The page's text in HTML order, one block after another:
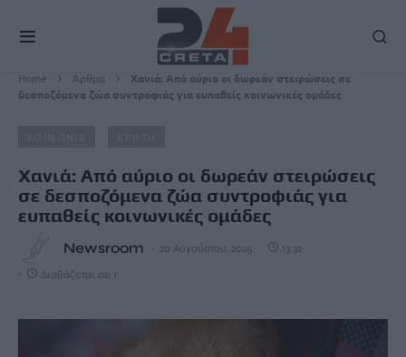
Home Άρθρα
Χανιά: Από αύριο οι δωρεάν στειρώσεις σε
δεσποζόμενα ζώα συντροφιάς για ευπαθείς κοινωνικές ομάδες
Χανιά: Από αύριο οι δωρεάν στειρώσεις
σε δεσποζόμενα ζώα συντροφιάς για
ευπαθείς κοινωνικές ομάδες
Newsroom 20 Αυγούστου, 2025 13:32
Διαβάζεται σε 1'